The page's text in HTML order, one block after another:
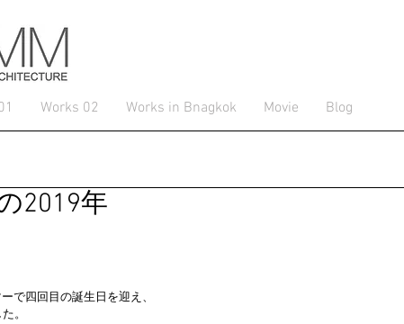
Works 02 Works in Bnagkok Movie Blog
2019年
で四回目の誕生日を迎え、
。